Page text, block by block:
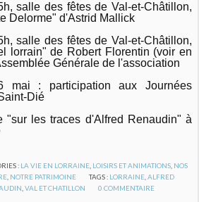
salle des fêtes de Val-et-Châtillon,
Delorme" d'Astrid Mallick
salle des fêtes de Val-et-Châtillon,
lorrain" de Robert Florentin (voir en
Générale de l'association
mai : participation aux Journées
Dié
"sur les traces d'Alfred Renaudin" à
: LA VIE EN LORRAINE, LOISIRS ET ANIMATIONS, NOS
NOTRE PATRIMOINE TAGS : LORRAINE ,ALFRED
,VAL ET CHATILLON 0 COMMENTAIRE